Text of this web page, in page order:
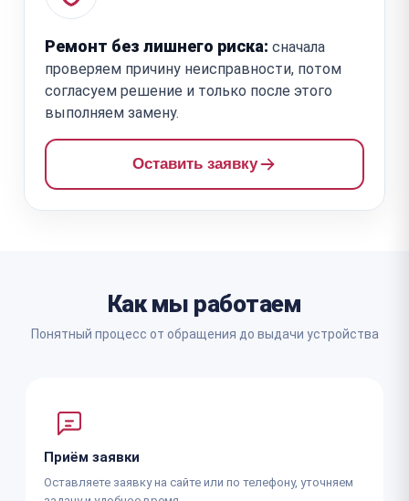
Ремонт без лишнего риска: сначала
проверяем причину неисправности, потом
согласуем решение и только после этого
выполняем замену.
Оставить заявку
Как мы работаем
Понятный процесс от обращения до выдачи устройства
Приём заявки
Оставляете заявку на сайте или по телефону, уточняем